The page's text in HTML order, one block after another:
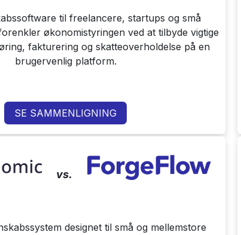
til freelancere, startups og små
økonomistyringen ved at tilbyde vigtige
fakturering og skatteoverholdelse på en
brugervenlig platform.
SE SAMMENLIGNING
designet til små og mellemstore
vs.